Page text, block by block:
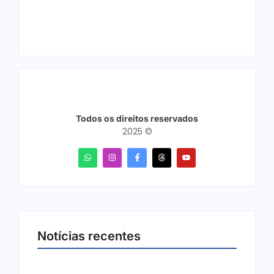
Todos os direitos reservados
2025 ©
Notícias recentes